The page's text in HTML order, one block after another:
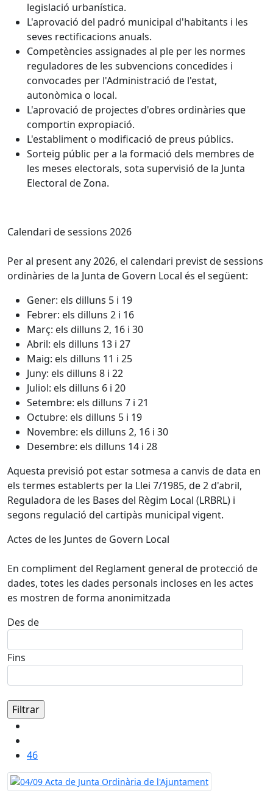
legislació urbanística.
L'aprovació del padró municipal d'habitants i les
seves rectificacions anuals.
Competències assignades al ple per les normes
reguladores de les subvencions concedides i
convocades per l'Administració de l'estat,
autonòmica o local.
L'aprovació de projectes d'obres ordinàries que
comportin expropiació.
L'establiment o modificació de preus públics.
Sorteig públic per a la formació dels membres de
les meses electorals, sota supervisió de la Junta
Electoral de Zona.
Calendari de sessions 2026
Per al present any 2026, el calendari previst de sessions
ordinàries de la Junta de Govern Local és el següent:
Gener: els dilluns 5 i 19
Febrer: els dilluns 2 i 16
Març: els dilluns 2, 16 i 30
Abril: els dilluns 13 i 27
Maig: els dilluns 11 i 25
Juny: els dilluns 8 i 22
Juliol: els dilluns 6 i 20
Setembre: els dilluns 7 i 21
Octubre: els dilluns 5 i 19
Novembre: els dilluns 2, 16 i 30
Desembre: els dilluns 14 i 28
Aquesta previsió pot estar sotmesa a canvis de data en
els termes establerts per la Llei 7/1985, de 2 d'abril,
Reguladora de les Bases del Règim Local (LRBRL) i
segons regulació del cartipàs municipal vigent.
Actes de les Juntes de Govern Local
En compliment del Reglament general de protecció de
dades, totes les dades personals incloses en les actes
es mostren de forma anonimitzada
Des de
Fins
46